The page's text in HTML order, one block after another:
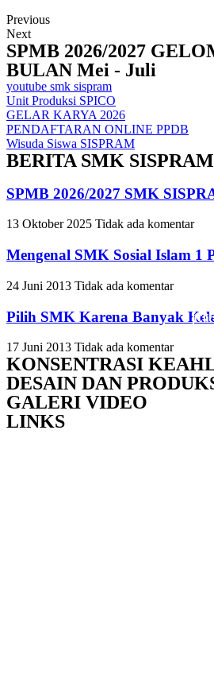
Previous
Next
SPMB 2026/2027
BULAN Mei - Juli
youtube smk sispram
Unit Produksi SPICO
GELAR KARYA 2026
PENDAFTARAN ONLINE PPDB
Wisuda Siswa SISPRAM
BERITA SMK SISPRAM
SPMB 2026/2027 SMK
13 Oktober 2025 Tidak ada komentar
Mengenal SMK Sosial Islam 1
24 Juni 2013 Tidak ada komentar
Pilih SMK Karena Banyak
17 Juni 2013 Tidak ada komentar
KONSENTRASI
DESAIN DAN
GALERI VIDEO
LINKS